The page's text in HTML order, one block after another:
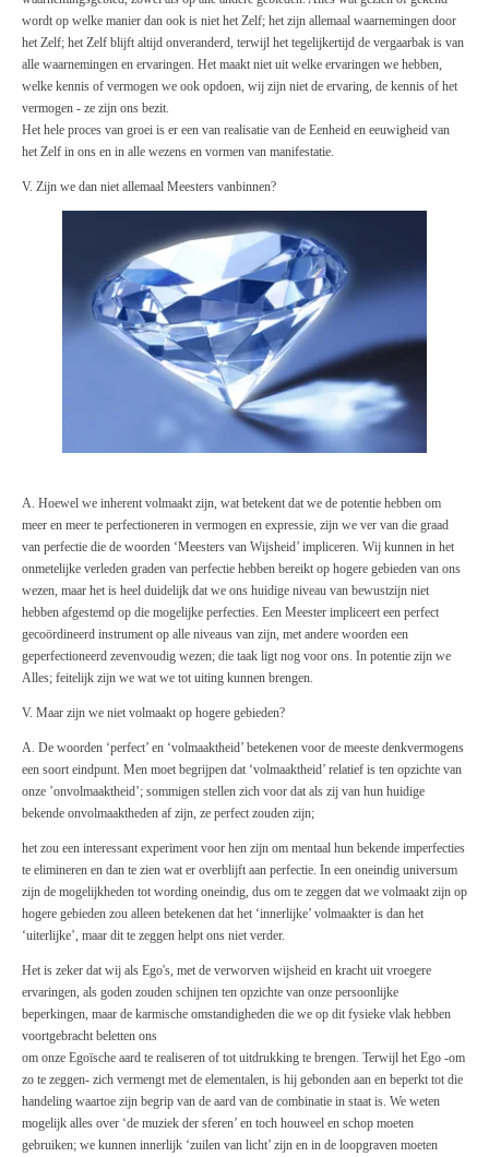
wordt op welke manier dan ook is niet het Zelf; het zijn allemaal waarnemingen door
het Zelf; het Zelf blijft altijd onveranderd, terwijl het tegelijkertijd de vergaarbak is van
alle waarnemingen en ervaringen. Het maakt niet uit welke ervaringen we hebben,
welke kennis of vermogen we ook opdoen, wij zijn niet de ervaring, de kennis of het
vermogen - ze zijn ons bezit.
Het hele proces van groei is er een van realisatie van de Eenheid en eeuwigheid van
het Zelf in ons en in alle wezens en vormen van manifestatie.
V. Zijn we dan niet allemaal Meesters vanbinnen?
A. Hoewel we inherent volmaakt zijn, wat betekent dat we de potentie hebben om
meer en meer te perfectioneren in vermogen en expressie, zijn we ver van die graad
van perfectie die de woorden ‘Meesters van Wijsheid’ impliceren. Wij kunnen in het
onmetelijke verleden graden van perfectie hebben bereikt op hogere gebieden van ons
wezen, maar het is heel duidelijk dat we ons huidige niveau van bewustzijn niet
hebben afgestemd op die mogelijke perfecties. Een Meester impliceert een perfect
gecoördineerd instrument op alle niveaus van zijn, met andere woorden een
geperfectioneerd zevenvoudig wezen; die taak ligt nog voor ons. In potentie zijn we
Alles; feitelijk zijn we wat we tot uiting kunnen brengen.
V. Maar zijn we niet volmaakt op hogere gebieden?
A. De woorden ‘perfect’ en ‘volmaaktheid’ betekenen voor de meeste denkvermogens
een soort eindpunt. Men moet begrijpen dat ‘volmaaktheid’ relatief is ten opzichte van
onze ’onvolmaaktheid’; sommigen stellen zich voor dat als zij van hun huidige
bekende onvolmaaktheden af zijn, ze perfect zouden zijn;
het zou een interessant experiment voor hen zijn om mentaal hun bekende imperfecties
te elimineren en dan te zien wat er overblijft aan perfectie. In een oneindig universum
zijn de mogelijkheden tot wording oneindig, dus om te zeggen dat we volmaakt zijn op
hogere gebieden zou alleen betekenen dat het ‘innerlijke’ volmaakter is dan het
‘uiterlijke’, maar dit te zeggen helpt ons niet verder.
Het is zeker dat wij als Ego's, met de verworven wijsheid en kracht uit vroegere
ervaringen, als goden zouden schijnen ten opzichte van onze persoonlijke
beperkingen, maar de karmische omstandigheden die we op dit fysieke vlak hebben
voortgebracht beletten ons
om onze Egoïsche aard te realiseren of tot uitdrukking te brengen. Terwijl het Ego -om
zo te zeggen- zich vermengt met de elementalen, is hij gebonden aan en beperkt tot die
handeling waartoe zijn begrip van de aard van de combinatie in staat is. We weten
mogelijk alles over ‘de muziek der sferen’ en toch houweel en schop moeten
gebruiken; we kunnen innerlijk ‘zuilen van licht’ zijn en in de loopgraven moeten